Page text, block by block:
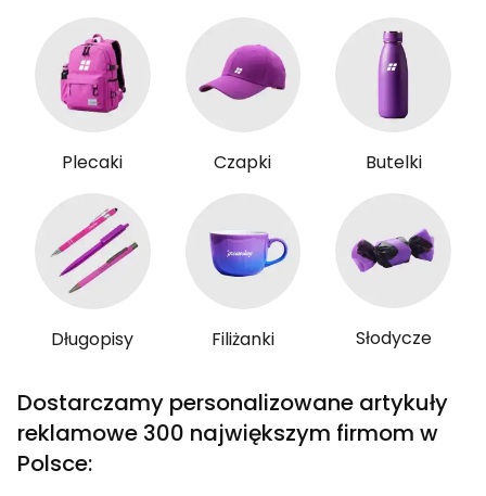
Plecaki Czapki Butelki
Długopisy Filiżanki Słodycze
Dostarczamy personalizowane artykuły
reklamowe 300 największym firmom w
Polsce: